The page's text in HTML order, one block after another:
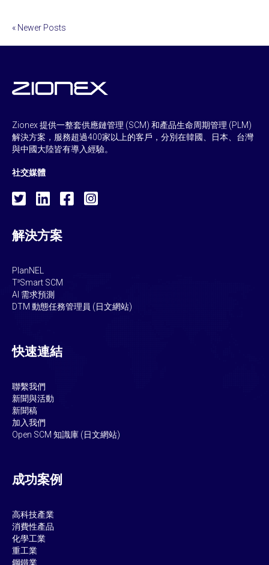
« Newer Posts
Zionex 提供一整套供應鏈管理 (SCM) 和產品生命周期管理 (PLM)
解決方案，服務超過400家以上的客戶，分別在韓國、日本、台灣
與中國大陸皆有導入經驗。
社交媒體
解決方案
PlanNEL
T³Smart SCM
AI 需求預測
DTM 動態任務管理員 (日文網站)
快速連結
聯繫我們
新聞與活動
新聞稿
加入我們
Open SCM 知識庫 (日文網站)
成功案例
高科技產業
消費性產品
化學工業
重工業
鋼鐵業